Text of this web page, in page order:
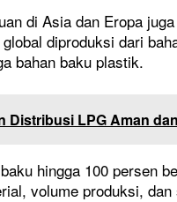
di Asia dan Eropa
diproduksi dari
bahan baku plastik.
Distribusi LPG Aman
hingga 100 persen
volume produksi,